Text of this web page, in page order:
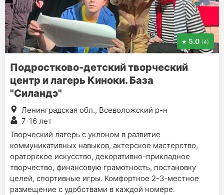
5.0 (4)
Подростково-детский творческий
центр и лагерь Киноки. База
"Силандэ"
Ленинградская обл., Всеволожский р-н
7-16 лет
Творческий лагерь с уклоном в развитие
коммуникативных навыков, актерское мастерство,
ораторское искусство, декоративно-прикладное
творчество, финансовую грамотность, постановку
целей, спортивные игры. Комфортное 2-3-местное
размещение с удобствами в каждой номере.